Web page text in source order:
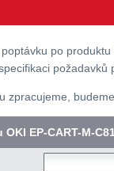
po produktu
zpracujeme,
EP-CART-M-